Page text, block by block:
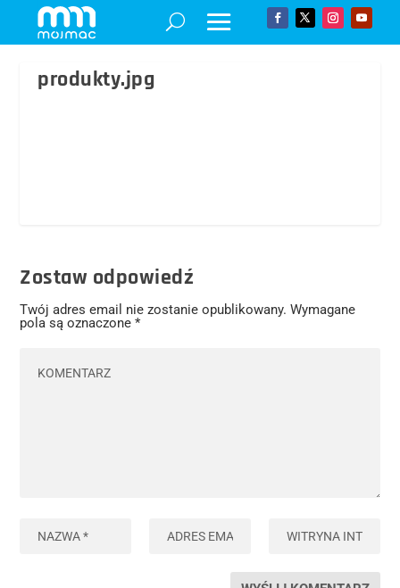
produkty.jpg
Zostaw odpowiedź
Twój adres email nie zostanie opublikowany. Wymagane
pola są oznaczone*